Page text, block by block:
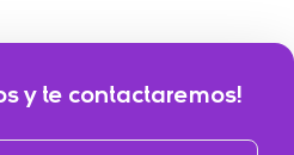
y te contactaremos!